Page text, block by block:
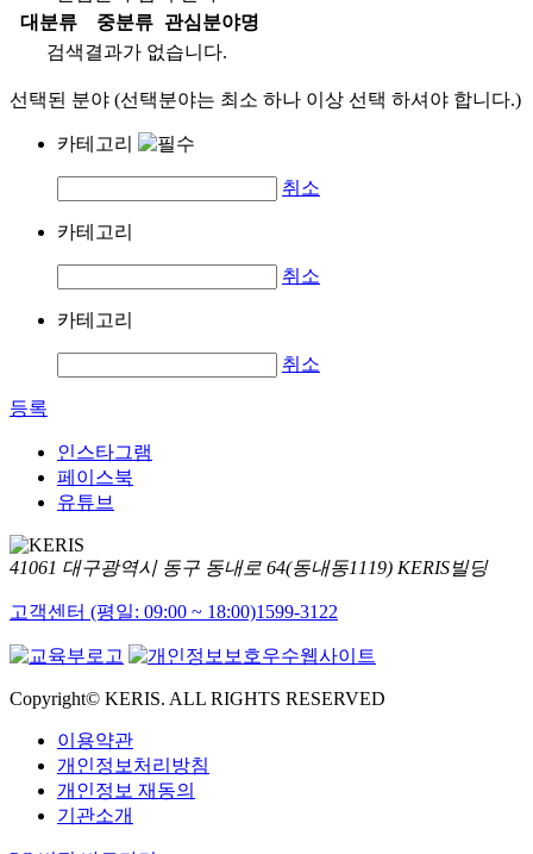
대분류
중분류
관심분야명
검색결과가 없습니다.
선택된 분야 (선택분야는 최소 하나 이상 선택 하셔야 합니다.)
카테고리
취소
카테고리
취소
카테고리
취소
등록
인스타그램
페이스북
유튜브
41061 대구광역시 동구 동내로 64(동내동1119) KERIS빌딩
고객센터 (평일: 09:00 ~ 18:00)1599-3122
Copyright© KERIS. ALL RIGHTS RESERVED
이용약관
개인정보처리방침
개인정보 재동의
기관소개